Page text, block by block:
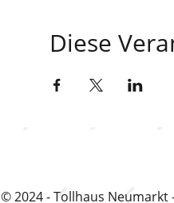
snap Tollhaus
Diese
© 2024 - Tollhaus Neumarkt